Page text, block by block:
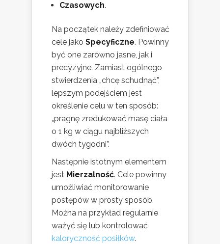
Czasowych.
Na początek należy zdefiniować
cele jako Specyficzne. Powinny
być one zarówno jasne, jak i
precyzyjne. Zamiast ogólnego
stwierdzenia „chcę schudnąć”,
lepszym podejściem jest
określenie celu w ten sposób:
„pragnę zredukować masę ciała
o 1 kg w ciągu najbliższych
dwóch tygodni”.
Następnie istotnym elementem
jest Mierzalność. Cele powinny
umożliwiać monitorowanie
postępów w prosty sposób.
Można na przykład regularnie
ważyć się lub kontrolować
kaloryczność posiłków.